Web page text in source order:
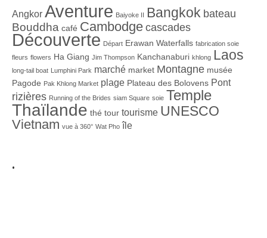
Angkor Aventure Baiyoke II Bangkok bateau
Bouddha café Cambodge cascades
Découverte Départ Erawan Waterfalls fabrication soie
fleurs flowers Ha Giang Jim Thompson Kanchanaburi khlong Laos
long-tail boat Lumphini Park marché market Montagne musée
Pagode Pak Khlong Market plage Plateau des Bolovens Pont
rizières Running of the Brides siam Square soie Temple
Thaïlande thé tour tourisme UNESCO
Vietnam vue à 360° Wat Pho île
.